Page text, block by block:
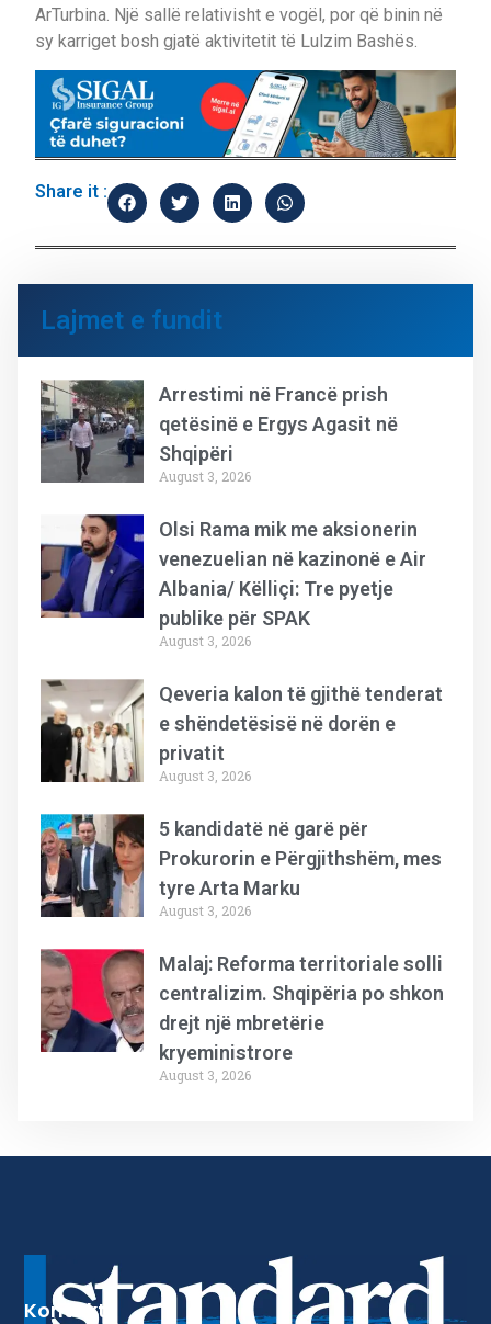
ArTurbina. Një sallë relativisht e vogël, por që binin në
sy karriget bosh gjatë aktivitetit të Lulzim Bashës.
Share it :
Lajmet e fundit
Arrestimi në Francë prish
qetësinë e Ergys Agasit në
Shqipëri
August 3, 2026
Olsi Rama mik me aksionerin
venezuelian në kazinonë e Air
Albania/ Këlliçi: Tre pyetje
publike për SPAK
August 3, 2026
Qeveria kalon të gjithë tenderat
e shëndetësisë në dorën e
privatit
August 3, 2026
5 kandidatë në garë për
Prokurorin e Përgjithshëm, mes
tyre Arta Marku
August 3, 2026
Malaj: Reforma territoriale solli
centralizim. Shqipëria po shkon
drejt një mbretërie
kryeministrore
August 3, 2026
Kontakt